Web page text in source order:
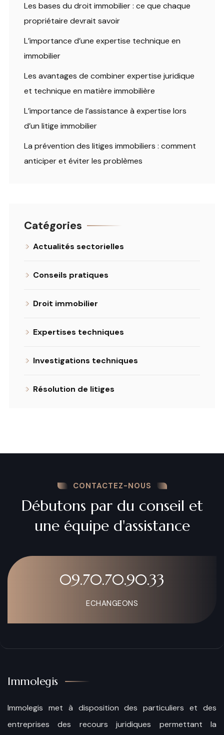
Les bases du droit immobilier : ce que chaque
propriétaire devrait savoir
L’importance d’une expertise technique en
immobilier
Les avantages de combiner expertise juridique
et technique en matière immobilière
L’importance de l’assistance à expertise lors
d’un litige immobilier
La prévention des litiges immobiliers : comment
anticiper et éviter les problèmes
Catégories
Actualités sectorielles
Conseils pratiques
Droit immobilier
Expertises techniques
Investigations techniques
Résolution de litiges
CONTACTEZ-NOUS
Débutons par du conseil et
une équipe d'assistance
09.70.70.90.33
ECHANGEONS
Immolegis
Immolegis met à disposition des particuliers et des
entreprises des recours juridiques permettant la